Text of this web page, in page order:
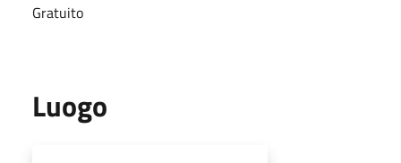
Gratuito
Luogo